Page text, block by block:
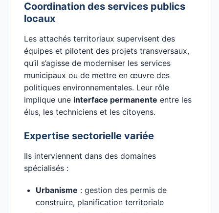
Coordination des services publics
locaux
Les attachés territoriaux supervisent des
équipes et pilotent des projets transversaux,
qu’il s’agisse de moderniser les services
municipaux ou de mettre en œuvre des
politiques environnementales. Leur rôle
implique une interface permanente entre les
élus, les techniciens et les citoyens.
Expertise sectorielle variée
Ils interviennent dans des domaines
spécialisés :
Urbanisme : gestion des permis de
construire, planification territoriale